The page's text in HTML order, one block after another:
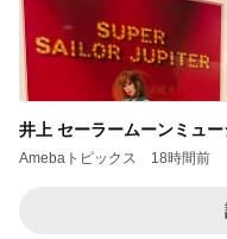
井上 セーラームーンミュ
Amebaトピックス 18時間前